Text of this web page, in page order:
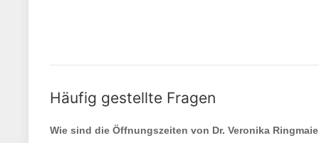
Häufig gestellte Fragen
Wie sind die Öffnungszeiten von Dr. Veronika